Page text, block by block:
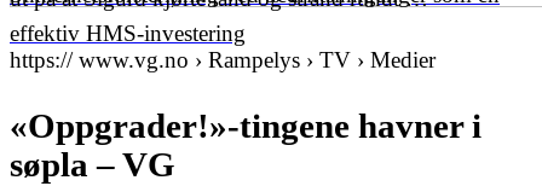
effektiv HMS-investering
https:// www.vg.no › Rampelys › TV › Medier
«Oppgrader!»-tingene havner i
søpla – VG